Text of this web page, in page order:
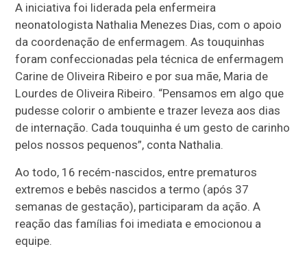
A iniciativa foi liderada pela enfermeira
neonatologista Nathalia Menezes Dias, com o apoio
da coordenação de enfermagem. As touquinhas
foram confeccionadas pela técnica de enfermagem
Carine de Oliveira Ribeiro e por sua mãe, Maria de
Lourdes de Oliveira Ribeiro. “Pensamos em algo que
pudesse colorir o ambiente e trazer leveza aos dias
de internação. Cada touquinha é um gesto de carinho
pelos nossos pequenos”, conta Nathalia.
Ao todo, 16 recém-nascidos, entre prematuros
extremos e bebês nascidos a termo (após 37
semanas de gestação), participaram da ação. A
reação das famílias foi imediata e emocionou a
equipe.